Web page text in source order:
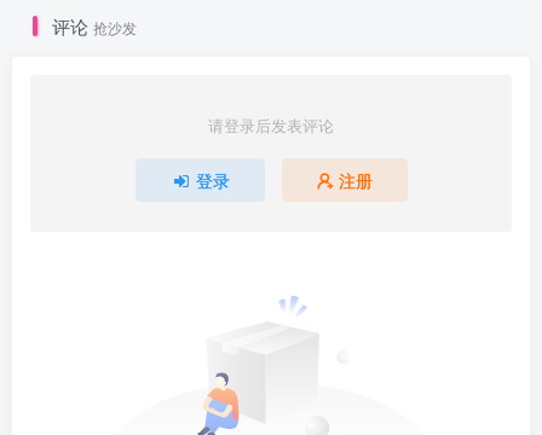
评论 抢沙发
请登录后发表评论
登录 注册